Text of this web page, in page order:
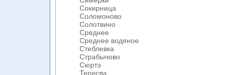
Сокирница
Соломоново
Солотвино
Среднее
Среднее водяное
Стеблевка
Страбычово
Сюртэ
Тересва